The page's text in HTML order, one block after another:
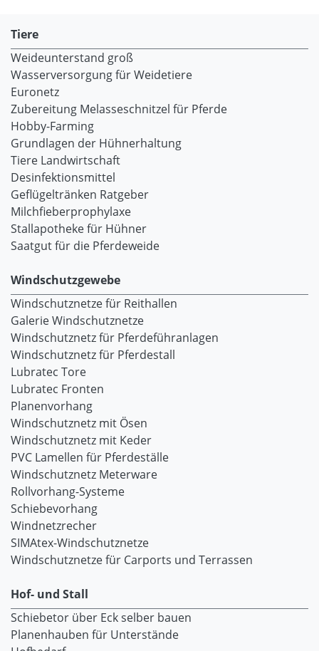
Tiere
Weideunterstand groß
Wasserversorgung für Weidetiere
Euronetz
Zubereitung Melasseschnitzel für Pferde
Hobby-Farming
Grundlagen der Hühnerhaltung
Tiere Landwirtschaft
Desinfektionsmittel
Geflügeltränken Ratgeber
Milchfieberprophylaxe
Stallapotheke für Hühner
Saatgut für die Pferdeweide
Windschutzgewebe
Windschutznetze für Reithallen
Galerie Windschutznetze
Windschutznetz für Pferdeführanlagen
Windschutznetz für Pferdestall
Lubratec Tore
Lubratec Fronten
Planenvorhang
Windschutznetz mit Ösen
Windschutznetz mit Keder
PVC Lamellen für Pferdeställe
Windschutznetz Meterware
Rollvorhang-Systeme
Schiebevorhang
Windnetzrecher
SIMAtex-Windschutznetze
Windschutznetze für Carports und Terrassen
Hof- und Stall
Schiebetor über Eck selber bauen
Planenhauben für Unterstände